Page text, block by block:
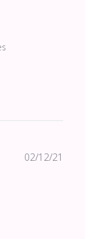
02/12/21